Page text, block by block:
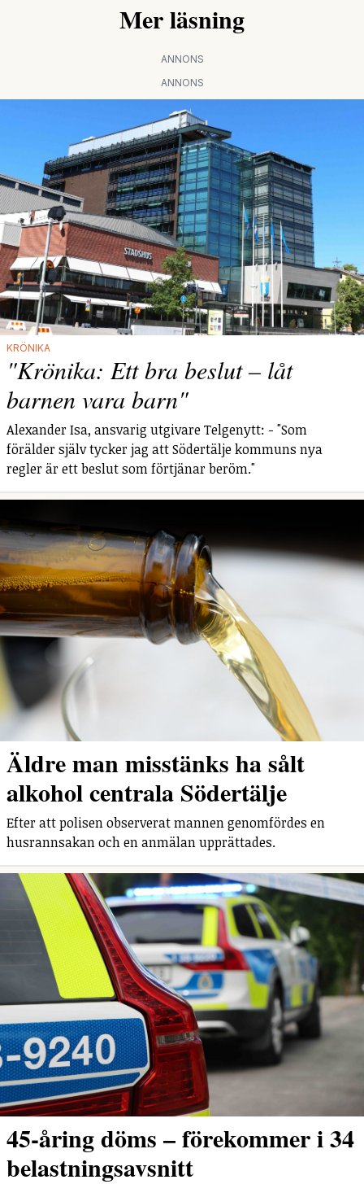
Mer läsning
ANNONS
ANNONS
KRÖNIKA
"Krönika: Ett bra beslut – låt
barnen vara barn"
Alexander Isa, ansvarig utgivare Telgenytt: - "Som
förälder själv tycker jag att Södertälje kommuns nya
regler är ett beslut som förtjänar beröm."
Äldre man misstänks ha sålt
alkohol centrala Södertälje
Efter att polisen observerat mannen genomfördes en
husrannsakan och en anmälan upprättades.
45-åring döms – förekommer i 34
belastningsavsnitt